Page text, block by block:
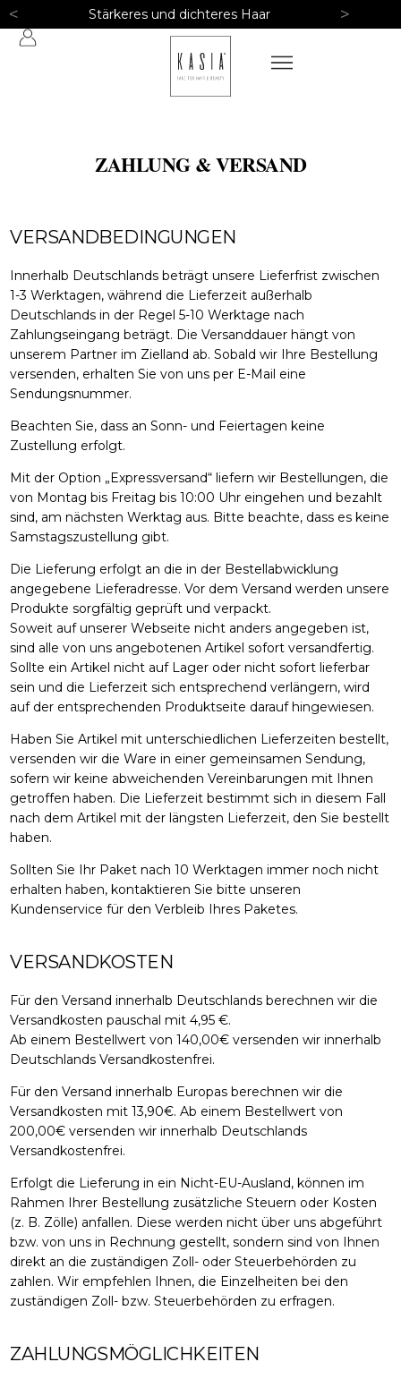
< Stärkeres und dichteres Haar >
ZAHLUNG & VERSAND
VERSANDBEDINGUNGEN
Innerhalb Deutschlands beträgt unsere Lieferfrist zwischen
1-3 Werktagen, während die Lieferzeit außerhalb
Deutschlands in der Regel 5-10 Werktage nach
Zahlungseingang beträgt. Die Versanddauer hängt von
unserem Partner im Zielland ab. Sobald wir Ihre Bestellung
versenden, erhalten Sie von uns per E-Mail eine
Sendungsnummer.
Beachten Sie, dass an Sonn- und Feiertagen keine
Zustellung erfolgt.
Mit der Option „Expressversand“ liefern wir Bestellungen, die
von Montag bis Freitag bis 10:00 Uhr eingehen und bezahlt
sind, am nächsten Werktag aus. Bitte beachte, dass es keine
Samstagszustellung gibt.
Die Lieferung erfolgt an die in der Bestellabwicklung
angegebene Lieferadresse. Vor dem Versand werden unsere
Produkte sorgfältig geprüft und verpackt.
Soweit auf unserer Webseite nicht anders angegeben ist,
sind alle von uns angebotenen Artikel sofort versandfertig.
Sollte ein Artikel nicht auf Lager oder nicht sofort lieferbar
sein und die Lieferzeit sich entsprechend verlängern, wird
auf der entsprechenden Produktseite darauf hingewiesen.
Haben Sie Artikel mit unterschiedlichen Lieferzeiten bestellt,
versenden wir die Ware in einer gemeinsamen Sendung,
sofern wir keine abweichenden Vereinbarungen mit Ihnen
getroffen haben. Die Lieferzeit bestimmt sich in diesem Fall
nach dem Artikel mit der längsten Lieferzeit, den Sie bestellt
haben.
Sollten Sie Ihr Paket nach 10 Werktagen immer noch nicht
erhalten haben, kontaktieren Sie bitte unseren
Kundenservice für den Verbleib Ihres Paketes.
VERSANDKOSTEN
Für den Versand innerhalb Deutschlands berechnen wir die
Versandkosten pauschal mit 4,95 €.
Ab einem Bestellwert von 140,00€ versenden wir innerhalb
Deutschlands Versandkostenfrei.
Für den Versand innerhalb Europas berechnen wir die
Versandkosten mit 13,90€. Ab einem Bestellwert von
200,00€ versenden wir innerhalb Deutschlands
Versandkostenfrei.
Erfolgt die Lieferung in ein Nicht-EU-Ausland, können im
Rahmen Ihrer Bestellung zusätzliche Steuern oder Kosten
(z. B. Zölle) anfallen. Diese werden nicht über uns abgeführt
bzw. von uns in Rechnung gestellt, sondern sind von Ihnen
direkt an die zuständigen Zoll- oder Steuerbehörden zu
zahlen. Wir empfehlen Ihnen, die Einzelheiten bei den
zuständigen Zoll- bzw. Steuerbehörden zu erfragen.
ZAHLUNGSMÖGLICHKEITEN